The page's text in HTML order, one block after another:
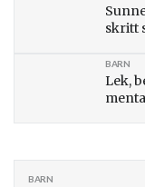
skritt
Lek,
BARN
BARN